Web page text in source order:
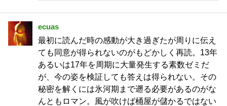
ecuas
最初に読んだ時の感動が大き過ぎたが周りに伝え
ても同意が得られないのがもどかしく再読。13年
あるいは17年を周期に大量発生する素数ゼミだ
が、今の姿を検証しても答えは得られない。その
秘密を解くには氷河期まで遡る必要があるのがな
んともロマン。風が吹けば桶屋が儲かるではない